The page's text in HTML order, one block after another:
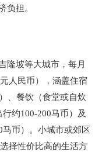
负担。
隆坡等大城市，每月
人民币），涵盖住宿
、餐饮（食堂或自炊
约100-200马币）及
币）。小城市或郊区
择性价比高的生活方